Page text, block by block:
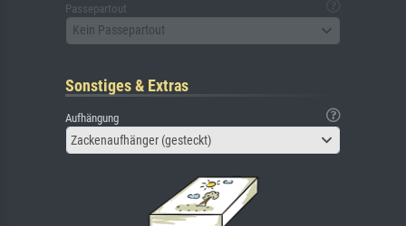
Passepartout
Kein Passepartout
Sonstiges & Extras
Aufhängung
Zackenaufhänger (gesteckt)